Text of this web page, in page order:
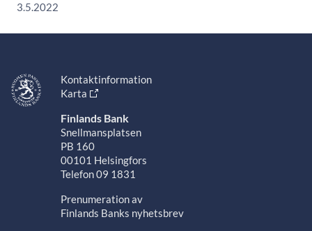
3.5.2022
Kontaktinformation
Karta
Finlands Bank
Snellmansplatsen
PB 160
00101 Helsingfors
Telefon 09 1831
Prenumeration av
Finlands Banks nyhetsbrev